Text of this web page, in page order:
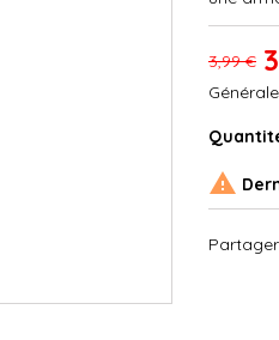
3,99 €

Partager